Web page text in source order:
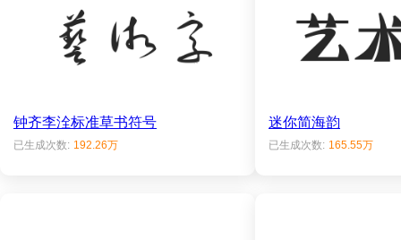
钟齐李洤标准草书符号
已生成次数: 192.26万
迷你简海韵
已生成次数: 165.55万